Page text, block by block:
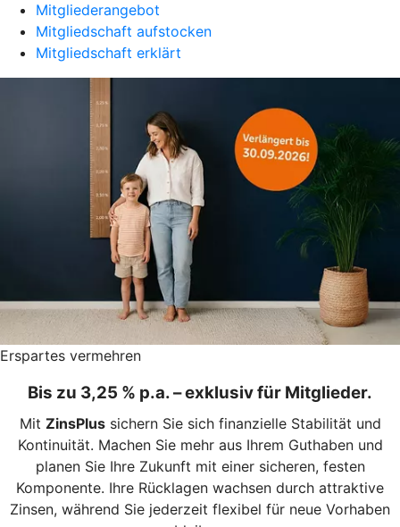
Mitgliederangebot
Mitgliedschaft aufstocken
Mitgliedschaft erklärt
Erspartes vermehren
Bis zu 3,25 % p.a. – exklusiv für Mitglieder.
Mit ZinsPlussichern Sie sich finanzielle Stabilität und
Kontinuität. Machen Sie mehr aus Ihrem Guthaben und
planen Sie Ihre Zukunft mit einer sicheren, festen
Komponente. Ihre Rücklagen wachsen durch attraktive
Zinsen, während Sie jederzeit flexibel für neue Vorhaben